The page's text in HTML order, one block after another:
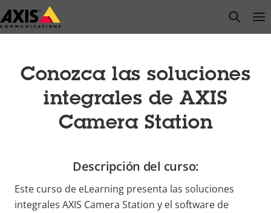
Saltar
al
open
Conozca las soluciones
integrales de AXIS
Camera Station
Descripción del curso:
Este curso de eLearning presenta las soluciones
integrales AXIS Camera Station y el software de